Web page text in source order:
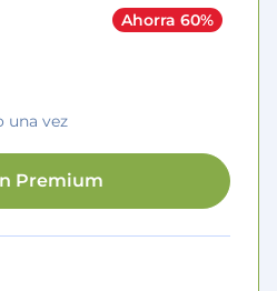
Ahorra 60%
Premium
una vez